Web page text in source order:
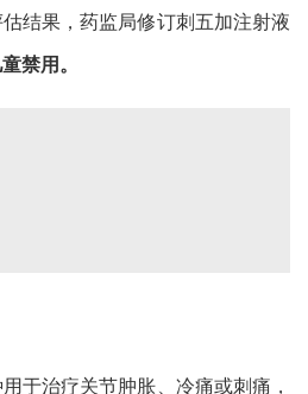
果，药监局修订刺五加注射液
禁用。
治疗关节肿胀、冷痛或刺痛，